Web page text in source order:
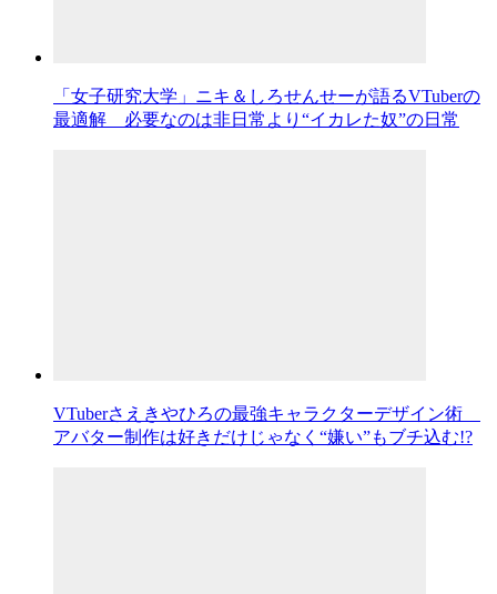
「女子研究大学」ニキ＆しろせんせーが語るVTuberの
最適解 必要なのは非日常より“イカレた奴”の日常
VTuberさえきやひろの最強キャラクターデザイン術
アバター制作は好きだけじゃなく“嫌い”もブチ込む!?